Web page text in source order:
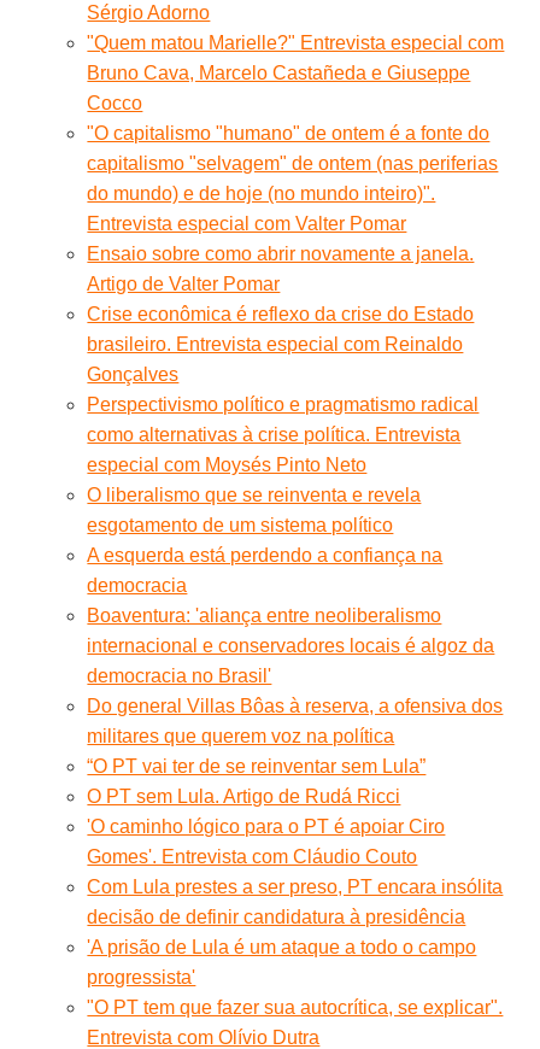
Sérgio Adorno
"Quem matou Marielle?" Entrevista especial com
Bruno Cava, Marcelo Castañeda e Giuseppe
Cocco
"O capitalismo "humano" de ontem é a fonte do
capitalismo "selvagem" de ontem (nas periferias
do mundo) e de hoje (no mundo inteiro)".
Entrevista especial com Valter Pomar
Ensaio sobre como abrir novamente a janela.
Artigo de Valter Pomar
Crise econômica é reflexo da crise do Estado
brasileiro. Entrevista especial com Reinaldo
Gonçalves
Perspectivismo político e pragmatismo radical
como alternativas à crise política. Entrevista
especial com Moysés Pinto Neto
O liberalismo que se reinventa e revela
esgotamento de um sistema político
A esquerda está perdendo a confiança na
democracia
Boaventura: 'aliança entre neoliberalismo
internacional e conservadores locais é algoz da
democracia no Brasil'
Do general Villas Bôas à reserva, a ofensiva dos
militares que querem voz na política
“O PT vai ter de se reinventar sem Lula”
O PT sem Lula. Artigo de Rudá Ricci
'O caminho lógico para o PT é apoiar Ciro
Gomes'. Entrevista com Cláudio Couto
Com Lula prestes a ser preso, PT encara insólita
decisão de definir candidatura à presidência
'A prisão de Lula é um ataque a todo o campo
progressista'
"O PT tem que fazer sua autocrítica, se explicar".
Entrevista com Olívio Dutra